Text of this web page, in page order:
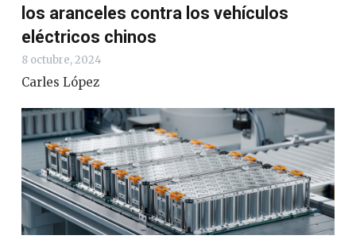
los aranceles contra los vehículos
eléctricos chinos
8 octubre, 2024
Carles López